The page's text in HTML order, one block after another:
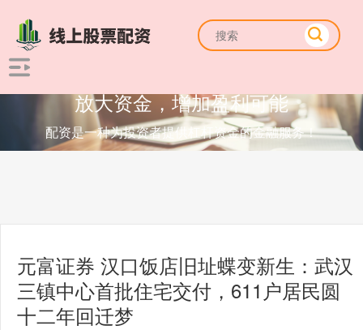
放大资金，增加盈利可能
配资是一种为投资者提供杠杆资金的金融服务！
元富证券 汉口饭店旧址蝶变新生：武汉
三镇中心首批住宅交付，611户居民圆
十二年回迁梦